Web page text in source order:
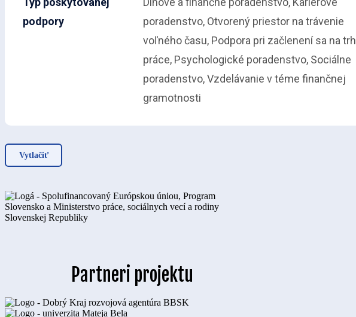
podpory
poradenstvo, Otvorený priestor na trávenie
voľného času, Podpora pri začlenení sa na trh
práce, Psychologické poradenstvo, Sociálne
poradenstvo, Vzdelávanie v téme finančnej
gramotnosti
Vytlačiť
Partneri projektu